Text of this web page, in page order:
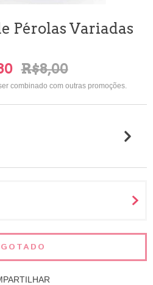
Pérolas Variadas
R$8,00
combinado com outras promoções.